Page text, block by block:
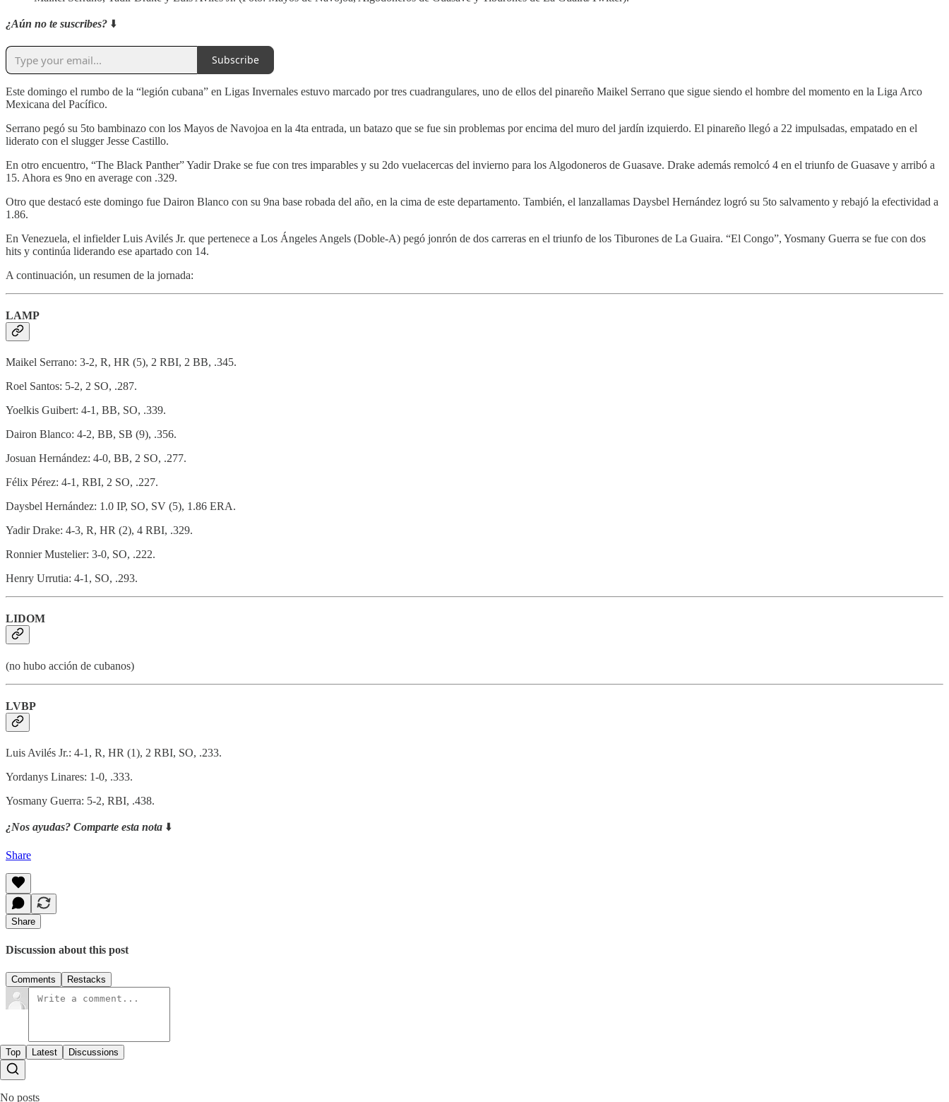
¿Aún no te suscribes? ⬇️
Subscribe
Este domingo el rumbo de la “legión cubana” en Ligas Invernales estuvo marcado por tres cuadrangulares, uno de ellos del pinareño Maikel Serrano que sigue siendo el hombre del momento en la Liga Arco
Mexicana del Pacífico.
Serrano pegó su 5to bambinazo con los Mayos de Navojoa en la 4ta entrada, un batazo que se fue sin problemas por encima del muro del jardín izquierdo. El pinareño llegó a 22 impulsadas, empatado en el
liderato con el slugger Jesse Castillo.
En otro encuentro, “The Black Panther” Yadir Drake se fue con tres imparables y su 2do vuelacercas del invierno para los Algodoneros de Guasave. Drake además remolcó 4 en el triunfo de Guasave y arribó a
15. Ahora es 9no en average con .329.
Otro que destacó este domingo fue Dairon Blanco con su 9na base robada del año, en la cima de este departamento. También, el lanzallamas Daysbel Hernández logró su 5to salvamento y rebajó la efectividad a
1.86.
En Venezuela, el infielder Luis Avilés Jr. que pertenece a Los Ángeles Angels (Doble-A) pegó jonrón de dos carreras en el triunfo de los Tiburones de La Guaira. “El Congo”, Yosmany Guerra se fue con dos
hits y continúa liderando ese apartado con 14.
A continuación, un resumen de la jornada:
LAMP
Maikel Serrano: 3-2, R, HR (5), 2 RBI, 2 BB, .345.
Roel Santos: 5-2, 2 SO, .287.
Yoelkis Guibert: 4-1, BB, SO, .339.
Dairon Blanco: 4-2, BB, SB (9), .356.
Josuan Hernández: 4-0, BB, 2 SO, .277.
Félix Pérez: 4-1, RBI, 2 SO, .227.
Daysbel Hernández: 1.0 IP, SO, SV (5), 1.86 ERA.
Yadir Drake: 4-3, R, HR (2), 4 RBI, .329.
Ronnier Mustelier: 3-0, SO, .222.
Henry Urrutia: 4-1, SO, .293.
LIDOM
(no hubo acción de cubanos)
LVBP
Luis Avilés Jr.: 4-1, R, HR (1), 2 RBI, SO, .233.
Yordanys Linares: 1-0, .333.
Yosmany Guerra: 5-2, RBI, .438.
¿Nos ayudas? Comparte esta nota ⬇️
Share
Share
Discussion about this post
Comments Restacks
Top Latest Discussions
No posts